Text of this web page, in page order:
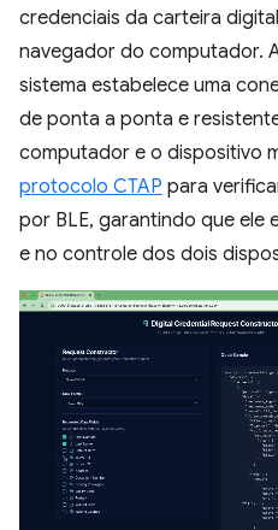
credenciais da carteira
navegador do computador.
sistema estabelece uma
de ponta a ponta e
computador e o dispositivo
protocolo CTAP para
por BLE, garantindo que ele
e no controle dos dois